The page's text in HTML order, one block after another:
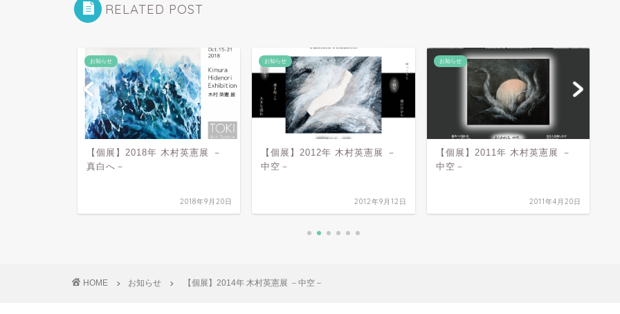
RELATED POST
お知らせ
【個展】2018年 木村英憲展 －
真白へ－
2018年9月20日
お知らせ
【個展】2012年 木村英憲展 －
中空－
2012年9月12日
お知らせ
【個展】2011年 木村英憲展 －
中空－
2011年4月20日
HOME お知らせ 【個展】2014年 木村英憲展 －中空－